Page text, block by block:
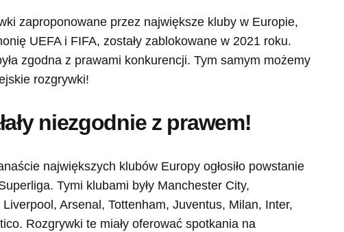
zaproponowane przez największe kluby w Europie,
UEFA i FIFA, zostały zablokowane w 2021 roku.
zgodna z prawami konkurencji. Tym samym możemy
rozgrywki!
niezgodnie z prawem!
największych klubów Europy ogłosiło powstanie
Tymi klubami były Manchester City,
Arsenal, Tottenham, Juventus, Milan, Inter,
Rozgrywki te miały oferować spotkania na